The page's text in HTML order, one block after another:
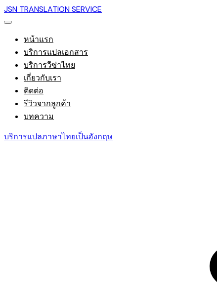
JSN TRANSLATION SERVICE
หน้าแรก
บริการแปลเอกสาร
บริการวีซ่าไทย
เกี่ยวกับเรา
ติดต่อ
รีวิวจากลูกค้า
บทความ
บริการแปลภาษาไทยเป็นอังกฤษ